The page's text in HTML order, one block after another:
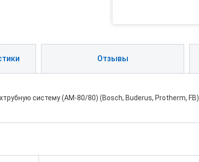
Отзывы
систему (АМ-80/80) (Bosch, Buderus, Protherm, FB)